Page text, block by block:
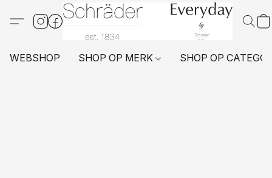
WEBSHOP SHOP OP MERK SHOP OP